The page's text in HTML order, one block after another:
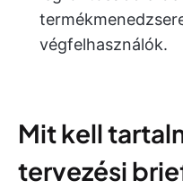
végfelhasználók.
Mit kell
tervezési